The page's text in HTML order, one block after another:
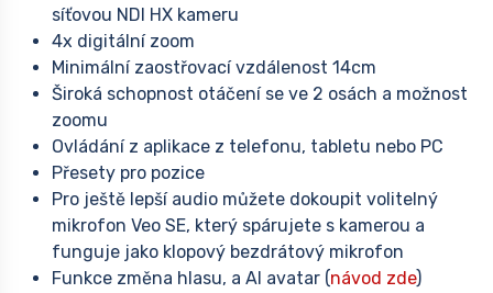
síťovou NDI HX kameru
4x digitální zoom
Minimální zaostřovací vzdálenost 14cm
Široká schopnost otáčení se ve 2 osách a možnost
zoomu
Ovládání z aplikace z telefonu, tabletu nebo PC
Přesety pro pozice
Pro ještě lepší audio můžete dokoupit volitelný
mikrofon Veo SE, který spárujete s kamerou a
funguje jako klopový bezdrátový mikrofon
Funkce změna hlasu, a AI avatar (návod zde)